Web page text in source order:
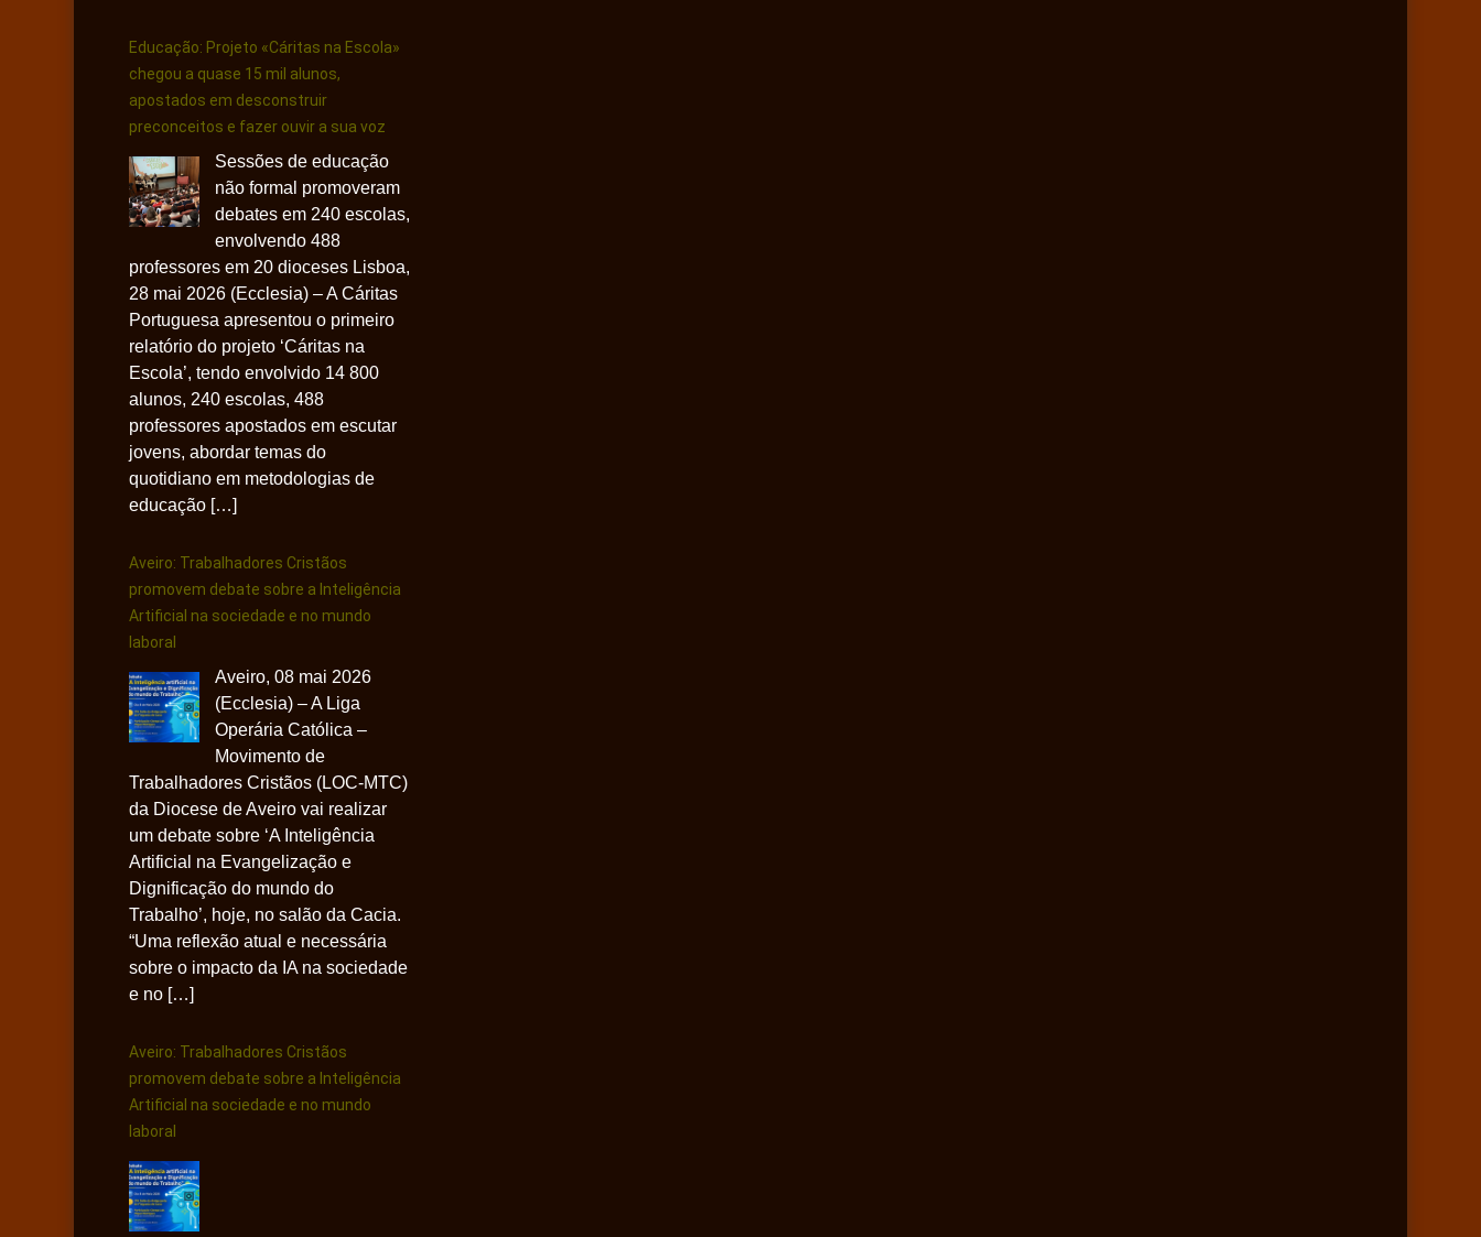
Educação: Projeto «Cáritas na Escola»
chegou a quase 15 mil alunos,
apostados em desconstruir
preconceitos e fazer ouvir a sua voz
Sessões de educação
não formal promoveram
debates em 240 escolas,
envolvendo 488
professores em 20 dioceses Lisboa,
28 mai 2026 (Ecclesia) – A Cáritas
Portuguesa apresentou o primeiro
relatório do projeto ‘Cáritas na
Escola’, tendo envolvido 14 800
alunos, 240 escolas, 488
professores apostados em escutar
jovens, abordar temas do
quotidiano em metodologias de
educação […]
Aveiro: Trabalhadores Cristãos
promovem debate sobre a Inteligência
Artificial na sociedade e no mundo
laboral
Aveiro, 08 mai 2026
(Ecclesia) – A Liga
Operária Católica –
Movimento de
Trabalhadores Cristãos (LOC-MTC)
da Diocese de Aveiro vai realizar
um debate sobre ‘A Inteligência
Artificial na Evangelização e
Dignificação do mundo do
Trabalho’, hoje, no salão da Cacia.
“Uma reflexão atual e necessária
sobre o impacto da IA na sociedade
e no […]
Aveiro: Trabalhadores Cristãos
promovem debate sobre a Inteligência
Artificial na sociedade e no mundo
laboral